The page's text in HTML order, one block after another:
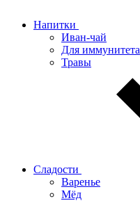
Напитки
Иван-чай
Для иммунитета
Травы
Сладости
Варенье
Мёд